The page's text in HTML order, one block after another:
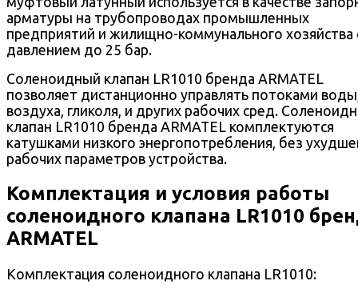
арматуры на трубопроводах промышленных
предприятий и жилищно-коммунального хозяйства
давлением до 25 бар.
Соленоидный клапан LR1010 бренда ARMATEL
позволяет дистанционно управлять потоками
воздуха, гликоля, и других рабочих сред.
клапан LR1010 бренда ARMATEL комплектуются
катушками низкого энергопотребления, без
рабочих параметров устройства.
Комплектация и условия работы
соленоидного клапана LR1010
ARMATEL
Комплектация соленоидного клапана LR1010: